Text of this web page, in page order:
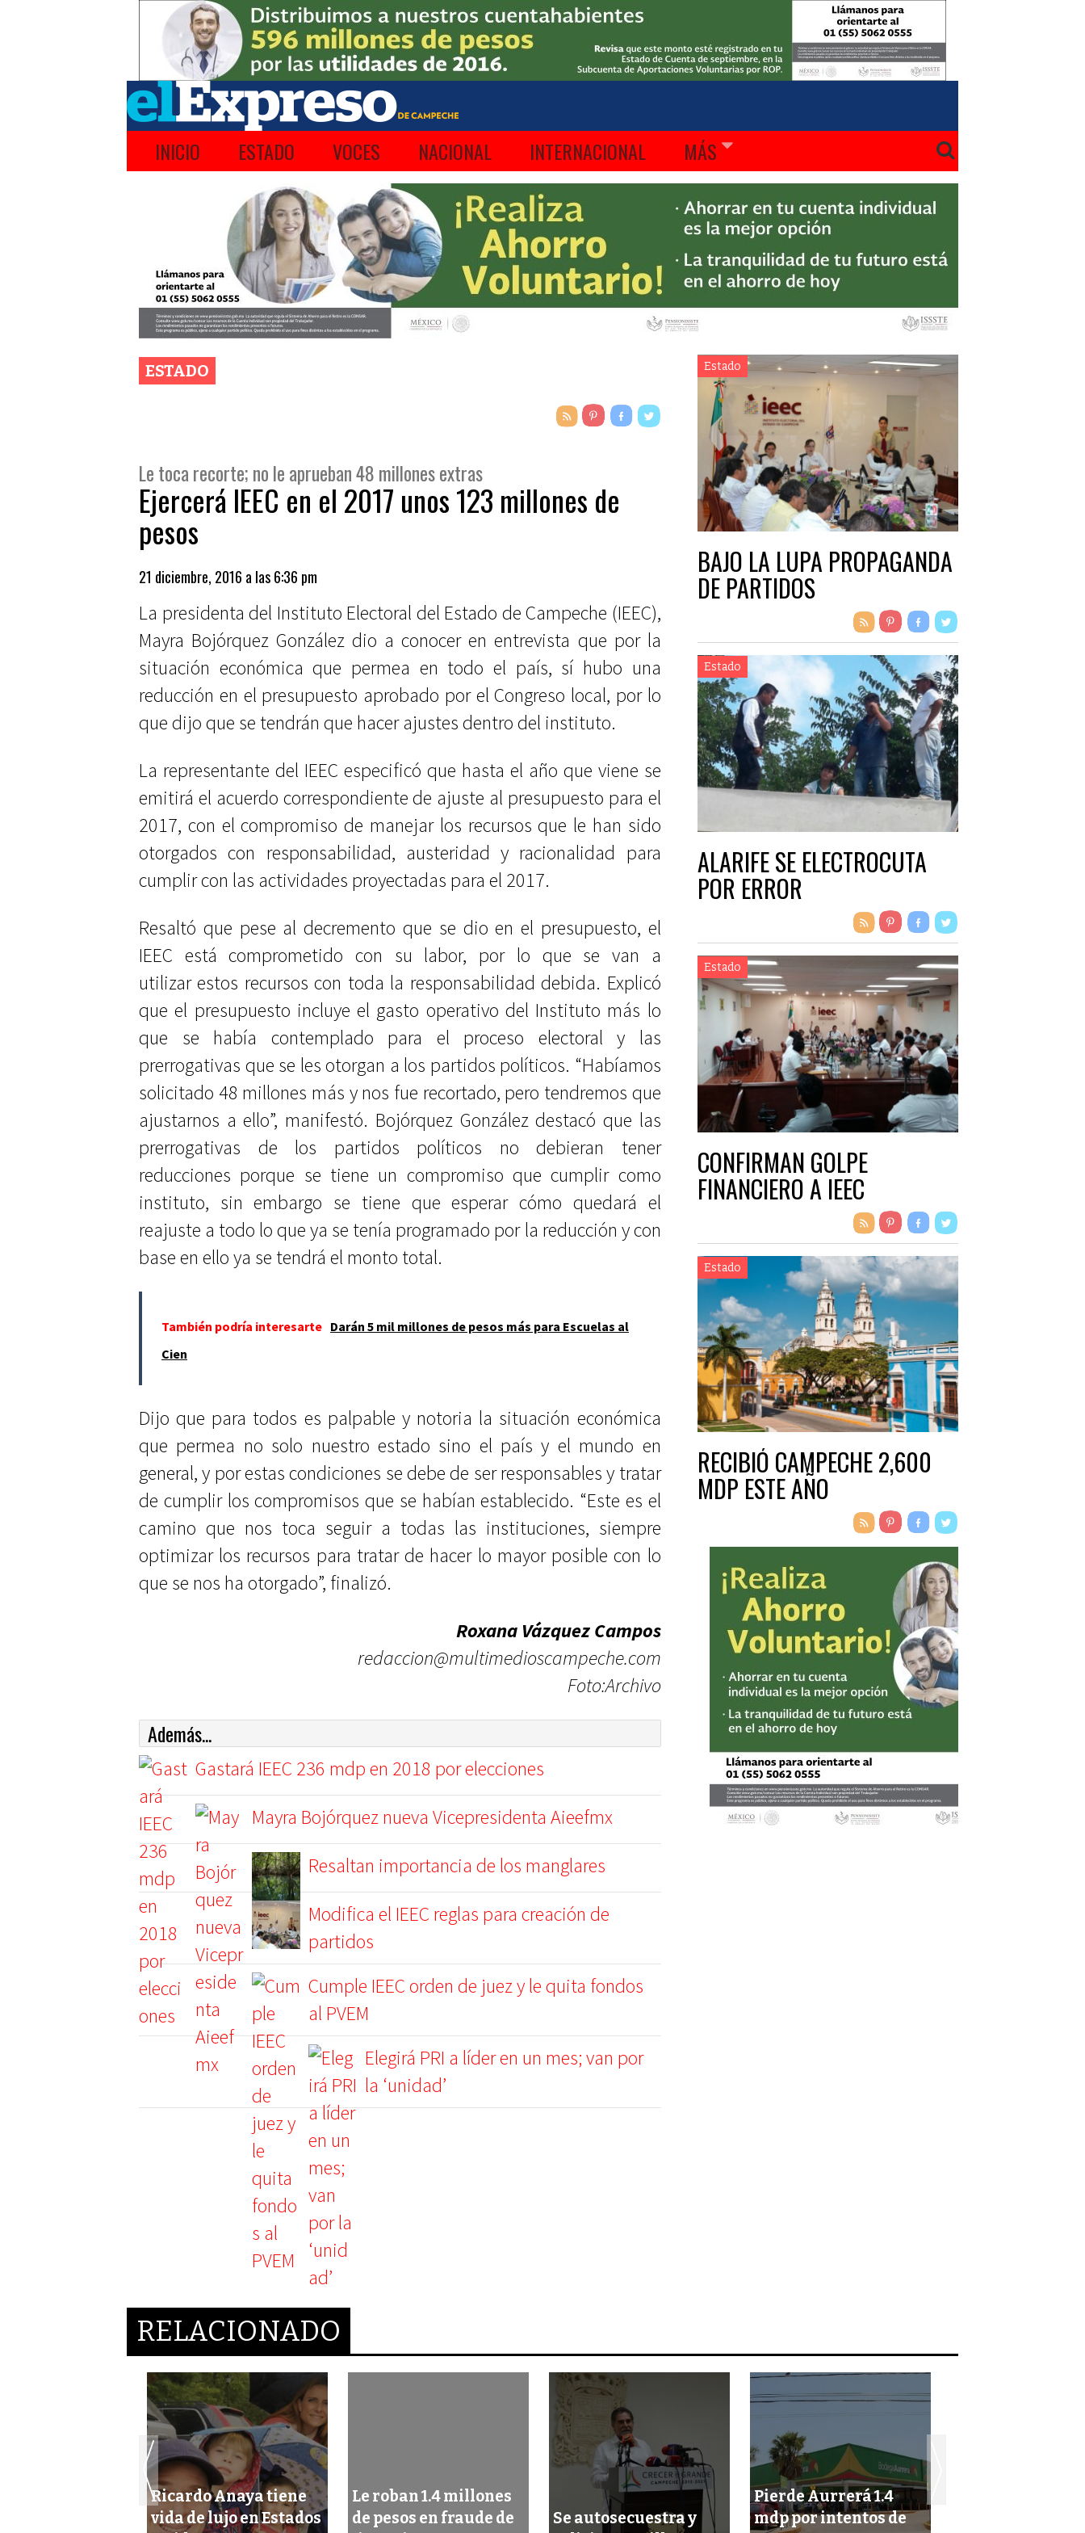
INICIO ESTADO VOCES NACIONAL INTERNACIONAL MÁS
ESTADO
Le toca recorte; no le aprueban 48 millones extras
Ejercerá IEEC en el 2017 unos 123 millones de
pesos
21 diciembre, 2016 a las 6:36 pm
La presidenta del Instituto Electoral del Estado de Campeche (IEEC),
Mayra Bojórquez González dio a conocer en entrevista que por la
situación económica que permea en todo el país, sí hubo una
reducción en el presupuesto aprobado por el Congreso local, por lo
que dijo que se tendrán que hacer ajustes dentro del instituto.
La representante del IEEC especificó que hasta el año que viene se
emitirá el acuerdo correspondiente de ajuste al presupuesto para el
2017, con el compromiso de manejar los recursos que le han sido
otorgados con responsabilidad, austeridad y racionalidad para
cumplir con las actividades proyectadas para el 2017.
Resaltó que pese al decremento que se dio en el presupuesto, el
IEEC está comprometido con su labor, por lo que se van a
utilizar estos recursos con toda la responsabilidad debida. Explicó
que el presupuesto incluye el gasto operativo del Instituto más lo
que se había contemplado para el proceso electoral y las
prerrogativas que se les otorgan a los partidos políticos. “Habíamos
solicitado 48 millones más y nos fue recortado, pero tendremos que
ajustarnos a ello”, manifestó. Bojórquez González destacó que las
prerrogativas de los partidos políticos no debieran tener
reducciones porque se tiene un compromiso que cumplir como
instituto, sin embargo se tiene que esperar cómo quedará el
reajuste a todo lo que ya se tenía programado por la reducción y con
base en ello ya se tendrá el monto total.
También podría interesarte Darán 5 mil millones de pesos más para Escuelas al
Cien
Dijo que para todos es palpable y notoria la situación económica
que permea no solo nuestro estado sino el país y el mundo en
general, y por estas condiciones se debe de ser responsables y tratar
de cumplir los compromisos que se habían establecido. “Este es el
camino que nos toca seguir a todas las instituciones, siempre
optimizar los recursos para tratar de hacer lo mayor posible con lo
que se nos ha otorgado”, finalizó.
Roxana Vázquez Campos
redaccion@multimedioscampeche.com
Foto:Archivo
Además...
Gastará IEEC 236 mdp en 2018 por elecciones
Mayra Bojórquez nueva Vicepresidenta Aieefmx
Resaltan importancia de los manglares
Modifica el IEEC reglas para creación de
partidos
Cumple IEEC orden de juez y le quita fondos
al PVEM
Elegirá PRI a líder en un mes; van por
la ‘unidad’
Estado
BAJO LA LUPA PROPAGANDA
DE PARTIDOS
Estado
ALARIFE SE ELECTROCUTA
POR ERROR
Estado
CONFIRMAN GOLPE
FINANCIERO A IEEC
Estado
RECIBIÓ CAMPECHE 2,600
MDP ESTE AÑO
RELACIONADO
Ricardo Anaya tiene
vida de lujo en Estados
Le roban 1.4 millones
de pesos en fraude de
Se autosecuestra y
Pierde Aurrerá 1.4
mdp por intentos de